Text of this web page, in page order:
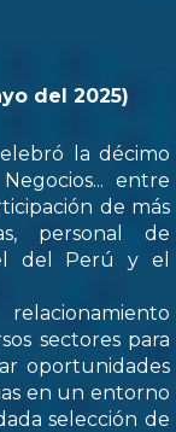
del 2025)
la décimo
entre
de más
personal de
del Perú y el
sectores para
oportunidades
en un entorno
selección de